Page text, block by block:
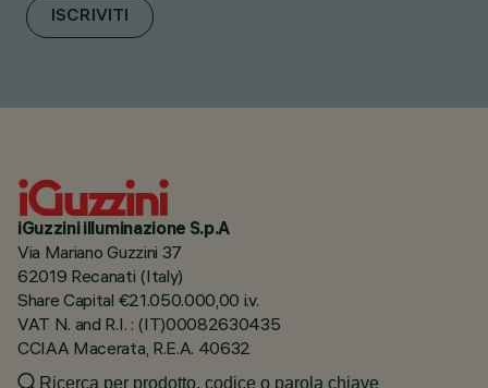
ISCRIVITI
iGuzzini illuminazione S.p.A
Via Mariano Guzzini 37
62019 Recanati (Italy)
Share Capital €21.050.000,00 i.v.
VAT N. and R.I. : (IT)00082630435
CCIAA Macerata, R.E.A. 40632